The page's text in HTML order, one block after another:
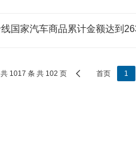
共 1017 条 共 102 页 首页 1